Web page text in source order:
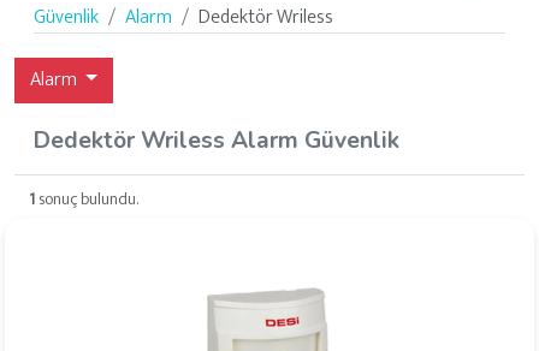
Güvenlik Alarm
Dedektör Wriless
Alarm
Dedektör Wriless Alarm Güvenlik
1sonuç bulundu.